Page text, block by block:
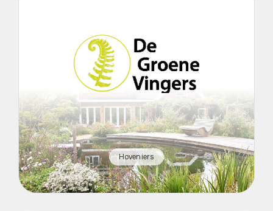
Hoveniers